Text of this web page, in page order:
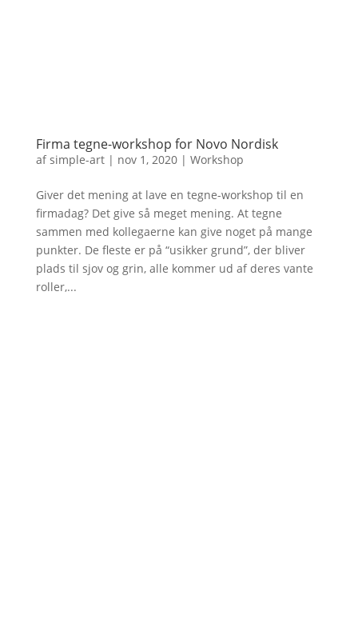
Firma tegne-workshop for Novo Nordisk
afsimple-art| nov 1, 2020| Workshop
Giver det mening at lave en tegne-workshop til en
firmadag? Det give så meget mening. At tegne
sammen med kollegaerne kan give noget på mange
punkter. De fleste er på “usikker grund”, der bliver
plads til sjov og grin, alle kommer ud af deres vante
roller,...